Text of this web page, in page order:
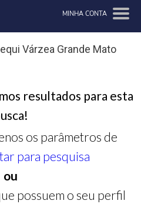
MINHA CONTA
Várzea Grande Mato
resultados para esta
os parâmetros de
para pesquisa
ou
possuem o seu perfil